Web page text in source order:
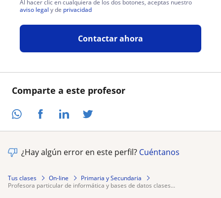
Comparte a este profesor
Al hacer clic en cualquiera de los dos botones, aceptas nuestro
aviso legal y de privacidad
Contactar ahora
¿Hay algún error en este perfil? Cuéntanos
Tus clases On-line
Primaria y Secundaria
profesora particular de informática y bases de datos clases...